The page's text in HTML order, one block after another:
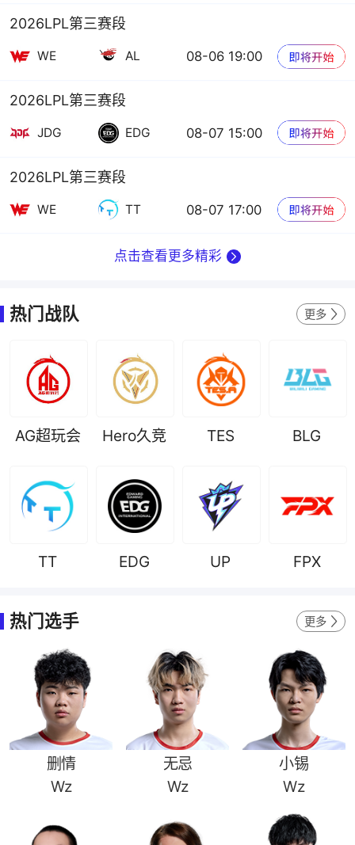
2026LPL第三赛段
WE AL 08-06 19:00
2026LPL第三赛段
JDG EDG 08-07 15:00
2026LPL第三赛段
WE TT 08-07 17:00
点击查看更多精彩
热门战队 更多
AG超玩会 Hero久竞 TES BLG
TT EDG UP FPX
热门选手 更多
删情
Wz
无忌
Wz
小锡
Wz